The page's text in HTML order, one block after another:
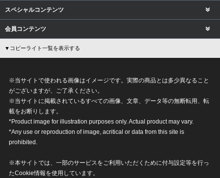
スペシャルコンテンツ
会員コンテンツ
▼コピーライト一覧を表示する
※当サイトで使われる画像はイメージです。実際の商品とは多少異なること
がございますが、ご了承ください。
※当サイトに掲載されているすべての画像、文章、データ等の無断転用、転
載をお断りします。
*Product image for illustration purposes only. Actual product may vary.
*Any use or reproduction of image, acritical or data from this site is
prohibited.
※本サイトでは、一部のサービスをご利用いただくために付与設定等を行っ
たCookie情報を使用しています。